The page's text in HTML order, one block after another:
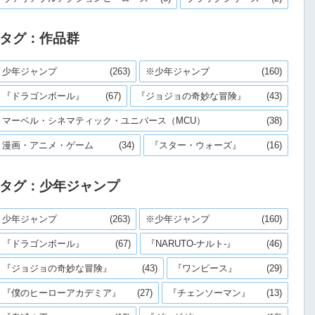
タグ：作品群
少年ジャンプ (263) ※少年ジャンプ (160)
『ドラゴンボール』 (67) 『ジョジョの奇妙な冒険』 (43)
マーベル・シネマティック・ユニバース（MCU） (38)
漫画・アニメ・ゲーム (34) 『スター・ウォーズ』 (16)
タグ：少年ジャンプ
少年ジャンプ (263) ※少年ジャンプ (160)
『ドラゴンボール』 (67) 『NARUTO-ナルト-』 (46)
『ジョジョの奇妙な冒険』 (43) 『ワンピース』 (29)
『僕のヒーローアカデミア』 (27) 『チェンソーマン』 (13)